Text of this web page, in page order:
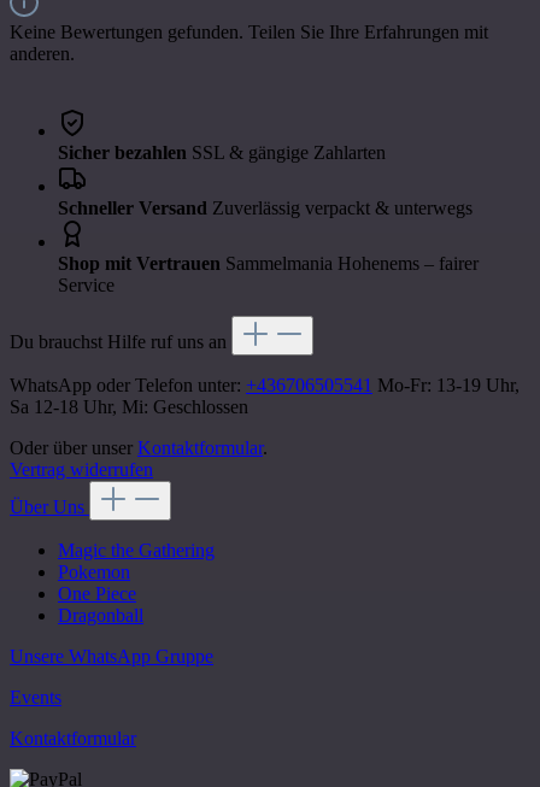
Keine Bewertungen gefunden. Teilen Sie Ihre Erfahrungen mit
anderen.
Sicher bezahlen SSL & gängige Zahlarten
Schneller Versand Zuverlässig verpackt & unterwegs
Shop mit Vertrauen Sammelmania Hohenems – fairer
Service
Du brauchst Hilfe ruf uns an
WhatsApp oder Telefon unter: +436706505541 Mo-Fr: 13-19 Uhr,
Sa 12-18 Uhr, Mi: Geschlossen
Oder über unser Kontaktformular.
Vertrag widerrufen
Über Uns
Magic the Gathering
Pokemon
One Piece
Dragonball
Unsere WhatsApp Gruppe
Events
Kontaktformular